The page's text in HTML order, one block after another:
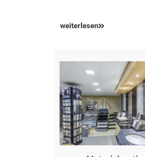
weiterlesen